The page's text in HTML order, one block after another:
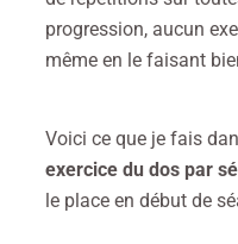
progression, aucun
même en le faisant
Voici ce que je fais
exercice du dos par
le place en début de